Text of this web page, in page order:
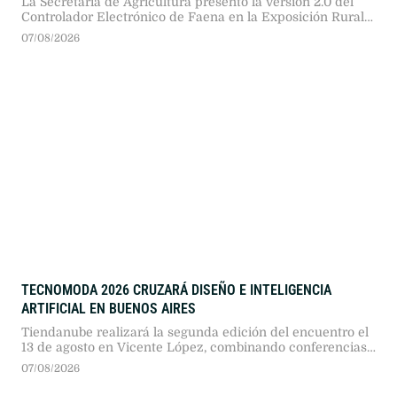
Controlador Electrónico de Faena en la Exposición Rural
2026. Tras una prueba piloto en doce plantas, proyectan
07/08/2026
TECNOMODA 2026 CRUZARÁ DISEÑO E INTELIGENCIA
ARTIFICIAL EN BUENOS AIRES
Tiendanube realizará la segunda edición del encuentro el
13 de agosto en Vicente López, combinando conferencias
sobre inteligencia artificial, comercio electrónico y tres
07/08/2026